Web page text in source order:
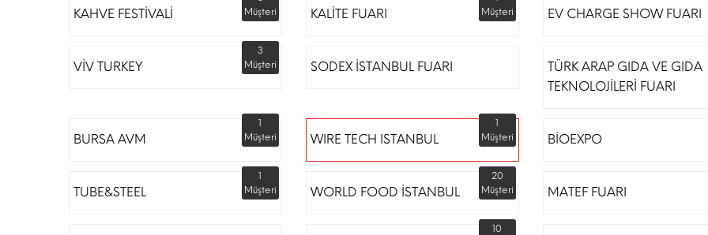
KAHVE FESTİVALİ
Müşteri
KALİTE FUARI
Müşteri
EV CHARGE SHOW FUARI
VİV TURKEY
3
Müşteri
SODEX İSTANBUL FUARI
TÜRK ARAP GIDA VE GIDA
TEKNOLOJİLERİ FUARI
BURSA AVM
1
Müşteri
WIRE TECH ISTANBUL
1
Müşteri
BİOEXPO
TUBE&STEEL
1
Müşteri
WORLD FOOD İSTANBUL
20
Müşteri
MATEF FUARI
10